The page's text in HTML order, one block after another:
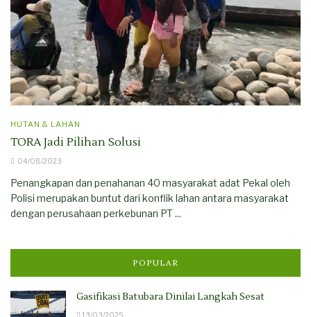
HUTAN & LAHAN
TORA Jadi Pilihan Solusi
04/08/2023
Penangkapan dan penahanan 40 masyarakat adat Pekal oleh
Polisi merupakan buntut dari konflik lahan antara masyarakat
dengan perusahaan perkebunan PT ...
POPULAR
Gasifikasi Batubara Dinilai Langkah Sesat
13/03/2025